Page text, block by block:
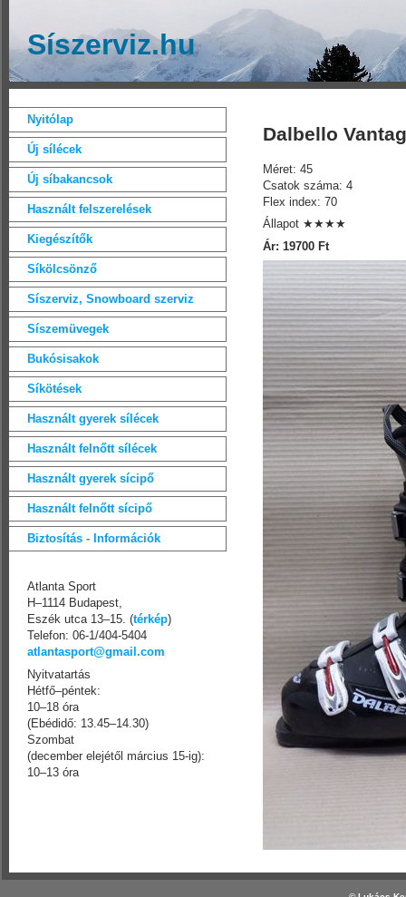
Síszerviz.hu
Nyitólap
Új sílécek
Új síbakancsok
Használt felszerelések
Kiegészítők
Síkölcsönző
Síszerviz, Snowboard szerviz
Síszemüvegek
Bukósisakok
Síkötések
Használt gyerek sílécek
Használt felnőtt sílécek
Használt gyerek sícipő
Használt felnőtt sícipő
Biztosítás - Információk
Atlanta Sport
H–1114 Budapest,
Eszék utca 13–15. (térkép)
Telefon: 06-1/404-5404
atlantasport@gmail.com
Nyitvatartás
Hétfő–péntek:
10–18 óra
(Ebédidő: 13.45–14.30)
Szombat
(december elejétől március 15-ig):
10–13 óra
Dalbello
Méret: 45
Csatok száma: 4
Flex index: 70
Állapot ★★★★
Ár: 19700 Ft